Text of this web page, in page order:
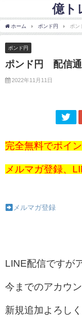
億ト
ホーム ポンド円 ポン
ポンド円
ポンド円 配信通
2022年11月11日
完全無料でポイ
メルマガ登録、
メルマガ登録
LINE配信ですが
今までのアカウ
新規追加よろし